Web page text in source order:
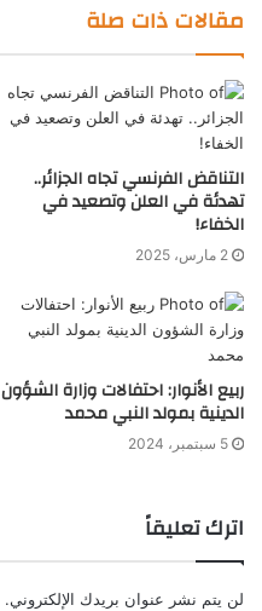
مقالات ذات صلة
التناقض الفرنسي تجاه الجزائر..
تهدئة في العلن وتصعيد في
الخفاء!
2 مارس، 2025
ربيع الأنوار: احتفالات وزارة الشؤون
الدينية بمولد النبي محمد
5 سبتمبر، 2024
اترك تعليقاً
لن يتم نشر عنوان بريدك الإلكتروني.